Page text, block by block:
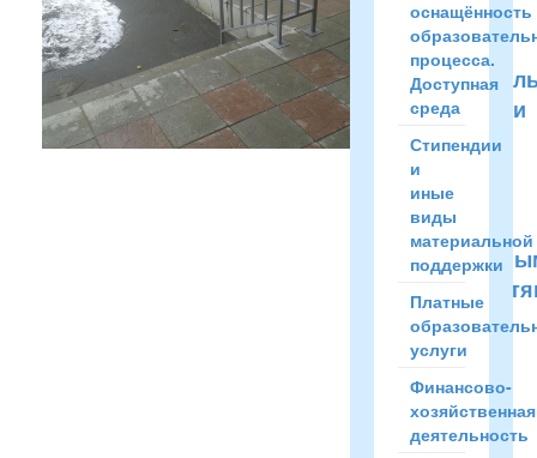
здания
организации
инвалидов
лиц
здоровья.
Доступ
здание
для
оснащённость
процесса.
Доступная
среда
Стипендии
и
иные
виды
материальной
поддержки
Платные
услуги
Финансово-
хозяйственная
деятельность